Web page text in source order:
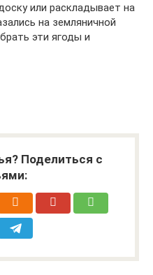
или раскладывает на
на земляничной
эти ягоды и
Поделиться с